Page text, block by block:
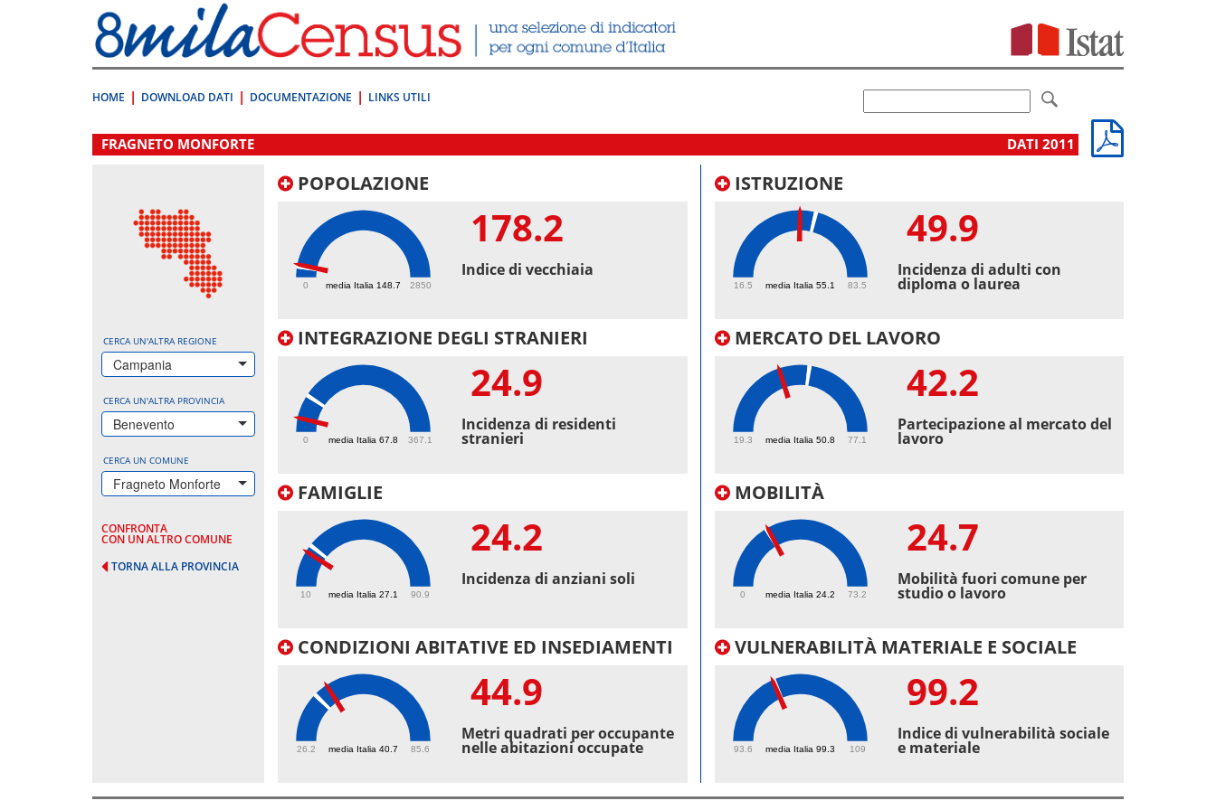
direttamente
a:
Contenuto
HOME DOWNLOAD DATI DOCUMENTAZIONE LINKS UTILI
.
FRAGNETO MONFORTE DATI 2011
CERCA UN'ALTRA REGIONE
Campania
CERCA UN'ALTRA PROVINCIA
Benevento
CERCA UN COMUNE
Fragneto Monforte
CONFRONTA
CON UN ALTRO COMUNE
TORNA ALLA PROVINCIA
POPOLAZIONE
media Italia 148.7
0 2850
178.2
Indice di vecchiaia
INTEGRAZIONE DEGLI STRANIERI
media Italia 67.8
0 367.1
24.9
Incidenza di residenti
stranieri
FAMIGLIE
media Italia 27.1
10 90.9
24.2
Incidenza di anziani soli
CONDIZIONI ABITATIVE ED INSEDIAMENTI
media Italia 40.7
26.2 85.6
44.9
Metri quadrati per occupante
nelle abitazioni occupate
ISTRUZIONE
media Italia 55.1
16.5 83.5
49.9
Incidenza di adulti con
diploma o laurea
MERCATO DEL LAVORO
media Italia 50.8
19.3 77.1
42.2
Partecipazione al mercato del
lavoro
MOBILITÀ
media Italia 24.2
0 73.2
24.7
Mobilità fuori comune per
studio o lavoro
VULNERABILITÀ MATERIALE E SOCIALE
media Italia 99.3
93.6 109
99.2
Indice di vulnerabilità sociale
e materiale